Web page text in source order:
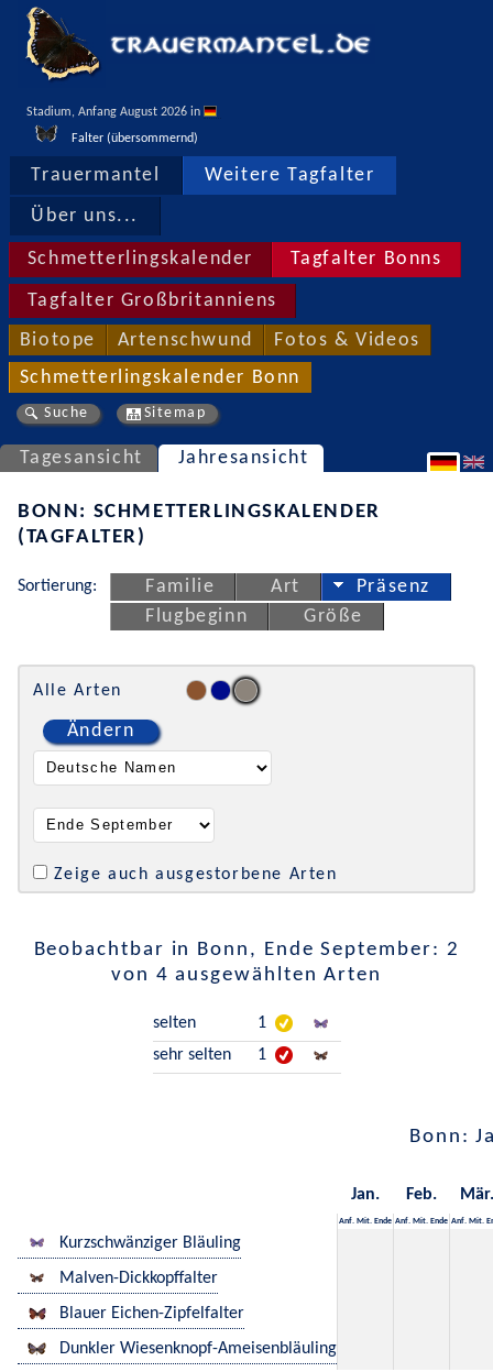
Stadium, Anfang August 2026 in
Falter (übersommernd)
Trauermantel Weitere Tagfalter
Über uns...
Schmetterlingskalender Tagfalter Bonns
Tagfalter Großbritanniens
Biotope Artenschwund Fotos & Videos
Schmetterlingskalender Bonn
Suche Sitemap
Tagesansicht Jahresansicht
BONN: SCHMETTERLINGSKALENDER
(TAGFALTER)
Sortierung: Familie Art
Präsenz
Flugbeginn
Größe
Alle Arten
Ändern
Zeige auch ausgestorbene Arten
Beobachtbar in Bonn, Ende September: 2
von 4 ausgewählten Arten
selten
1
sehr selten
1
Bonn:
Jan. Feb. Mär.
Anf. Mit. Ende Anf. Mit. Ende Anf. Mit.
Kurzschwänziger Bläuling
Malven-Dickkopffalter
Blauer Eichen-Zipfelfalter
Dunkler Wiesenknopf-Ameisenbläuling